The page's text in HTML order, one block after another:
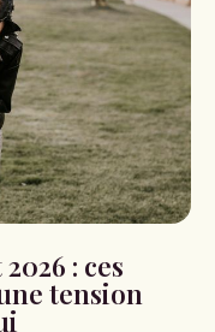
: ces
tension